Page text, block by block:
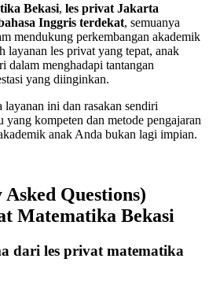
Bekasi, les privat Jakarta
Inggris terdekat, semuanya
mendukung perkembangan akademik
layanan les privat yang tepat, anak
dalam menghadapi tantangan
yang diinginkan.
layanan ini dan rasakan sendiri
yang kompeten dan metode pengajaran
anak Anda bukan lagi impian.
Questions)
Matematika Bekasi
dari les privat matematika